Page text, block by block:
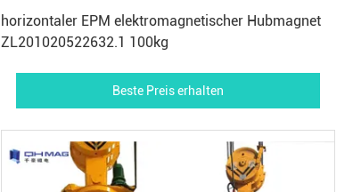
horizontaler EPM elektromagnetischer Hubmagnet
ZL201020522632.1 100kg
Beste Preis erhalten